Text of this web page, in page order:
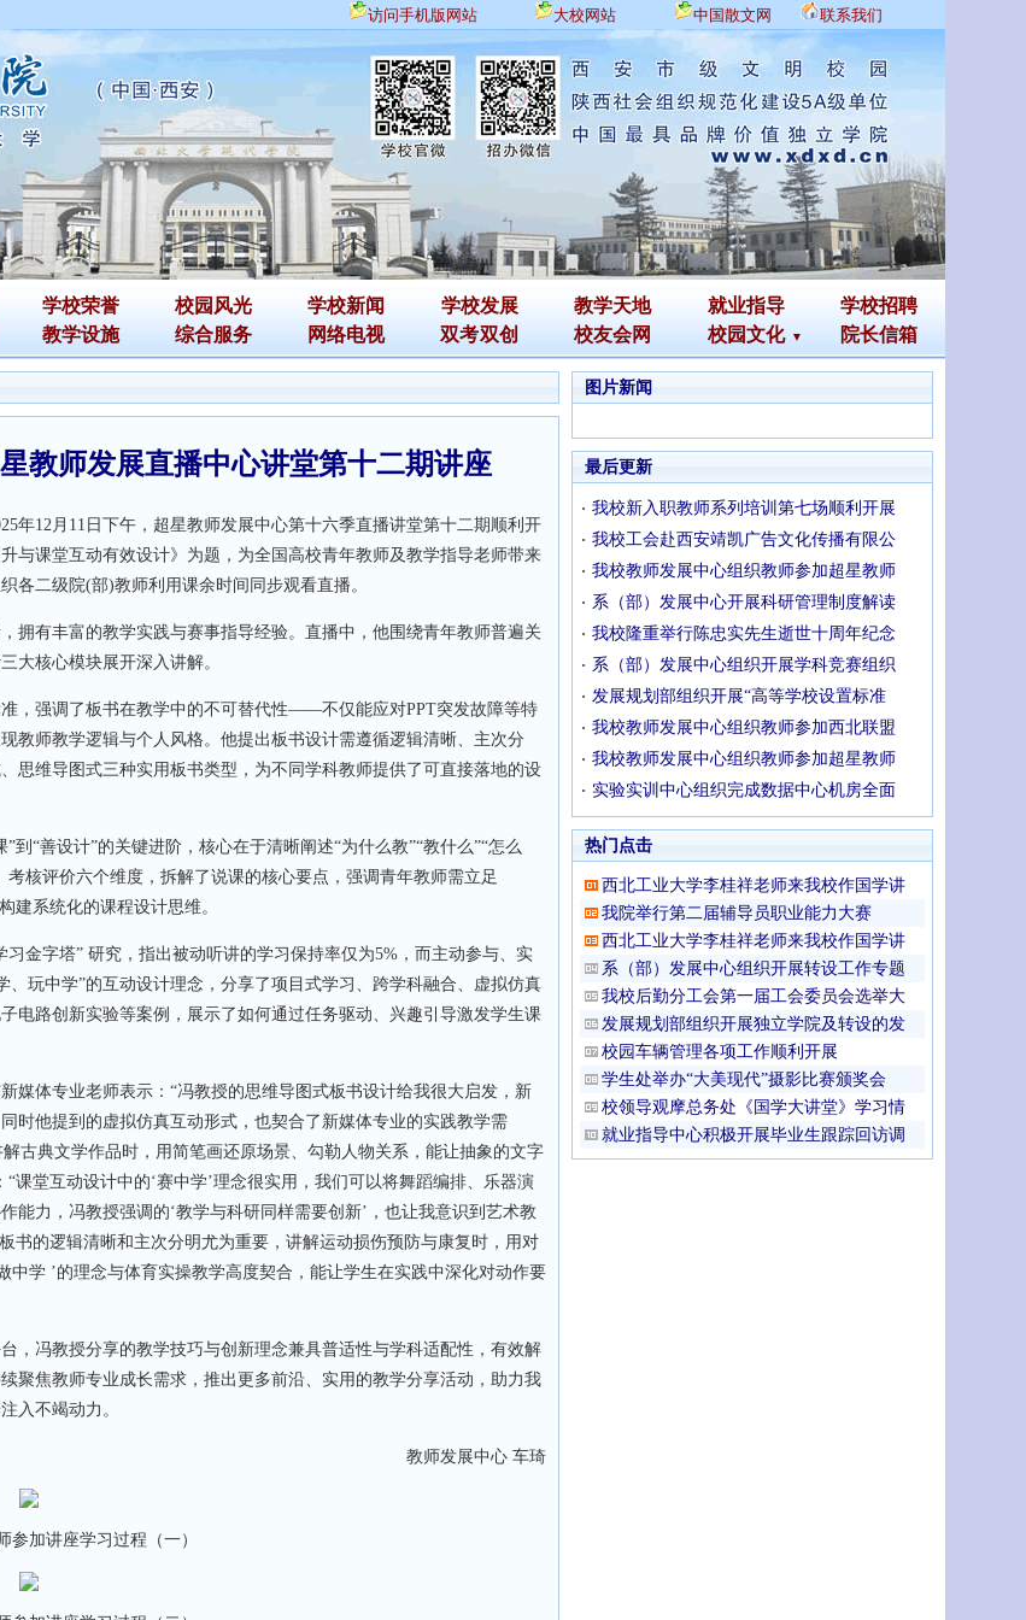
访问手机版网站 大校网站 中国散文网 联系我们
学校荣誉 校园风光 学校新闻 学校发展 教学天地 就业指导
学校招聘
教学设施 综合服务 网络电视 双考双创 校友会网 校园文化 院长信箱
教师发展直播中心讲堂第十二期讲座
12月11日下午，超星教师发展中心第十六季直播讲堂第十二期顺利开
与课堂互动有效设计》为题，为全国高校青年教师及教学指导老师带来
各二级院(部)教师利用课余时间同步观看直播。
有丰富的教学实践与赛事指导经验。直播中，他围绕青年教师普遍关
大核心模块展开深入讲解。
强调了板书在教学中的不可替代性——不仅能应对PPT突发故障等特
教师教学逻辑与个人风格。他提出板书设计需遵循逻辑清晰、主次分
思维导图式三种实用板书类型，为不同学科教师提供了可直接落地的设
善设计”的关键进阶，核心在于清晰阐述“为什么教”“教什么”“怎么
核评价六个维度，拆解了说课的核心要点，强调青年教师需立足
建系统化的课程设计思维。
字塔” 研究，指出被动听讲的学习保持率仅为5%，而主动参与、实
玩中学”的互动设计理念，分享了项目式学习、跨学科融合、虚拟仿真
电路创新实验等案例，展示了如何通过任务驱动、兴趣引导激发学生课
体专业老师表示：“冯教授的思维导图式板书设计给我很大启发，新
时他提到的虚拟仿真互动形式，也契合了新媒体专业的实践教学需
古典文学作品时，用简笔画还原场景、勾勒人物关系，能让抽象的文字
堂互动设计中的‘赛中学’理念很实用，我们可以将舞蹈编排、乐器演
力，冯教授强调的‘教学与科研同样需要创新’，也让我意识到艺术教
书的逻辑清晰和主次分明尤为重要，讲解运动损伤预防与康复时，用对
学 ’的理念与体育实操教学高度契合，能让学生在实践中深化对动作要
冯教授分享的教学技巧与创新理念兼具普适性与学科适配性，有效解
聚焦教师专业成长需求，推出更多前沿、实用的教学分享活动，助力我
入不竭动力。
教师发展中心 车琦
参加讲座学习过程（一）
图片新闻
最后更新
我校新入职教师系列培训第七场顺利开展
我校工会赴西安靖凯广告文化传播有限公
我校教师发展中心组织教师参加超星教师
系（部）发展中心开展科研管理制度解读
我校隆重举行陈忠实先生逝世十周年纪念
系（部）发展中心组织开展学科竞赛组织
发展规划部组织开展“高等学校设置标准
我校教师发展中心组织教师参加西北联盟
我校教师发展中心组织教师参加超星教师
实验实训中心组织完成数据中心机房全面
热门点击
西北工业大学李桂祥老师来我校作国学讲
我院举行第二届辅导员职业能力大赛
西北工业大学李桂祥老师来我校作国学讲
系（部）发展中心组织开展转设工作专题
我校后勤分工会第一届工会委员会选举大
发展规划部组织开展独立学院及转设的发
校园车辆管理各项工作顺利开展
学生处举办“大美现代”摄影比赛颁奖会
校领导观摩总务处《国学大讲堂》学习情
就业指导中心积极开展毕业生跟踪回访调